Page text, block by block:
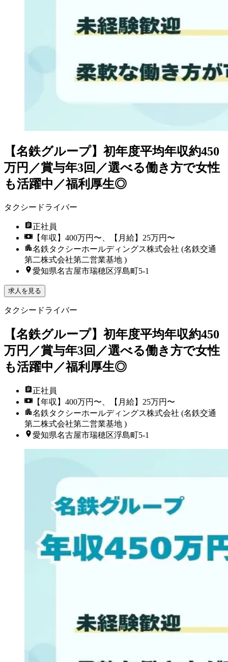
【名鉄グループ】初年度平均年収約450
万円／賞与年3回／選べる働き方で女性
も活躍中／福利厚生◎
タクシードライバー
正社員
【年収】400万円〜、【月給】25万円〜
名鉄タクシーホールディングス株式会社 (名鉄交通
第二株式会社第二営業基地 )
愛知県名古屋市瑞穂区浮島町5-1
求人を見る
タクシードライバー
【名鉄グループ】初年度平均年収約450
万円／賞与年3回／選べる働き方で女性
も活躍中／福利厚生◎
正社員
【年収】400万円〜、【月給】25万円〜
名鉄タクシーホールディングス株式会社 (名鉄交通
第二株式会社第二営業基地 )
愛知県名古屋市瑞穂区浮島町5-1